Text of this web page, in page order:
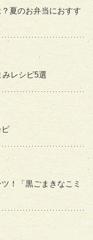
夏のお弁当におすす
みレシピ5選
ピ
！「黒ごまきなこミ